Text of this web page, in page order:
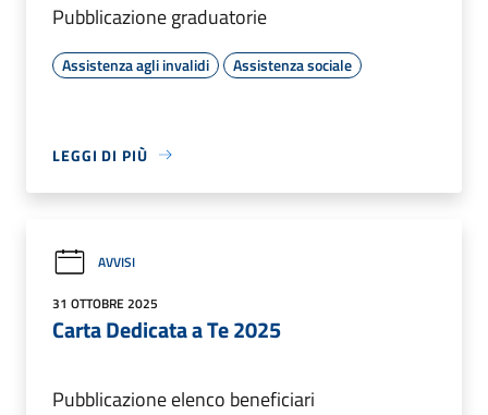
Pubblicazione graduatorie
Assistenza agli invalidi Assistenza sociale
LEGGI DI PIÙ
AVVISI
31 OTTOBRE 2025
Carta Dedicata a Te 2025
Pubblicazione elenco beneficiari